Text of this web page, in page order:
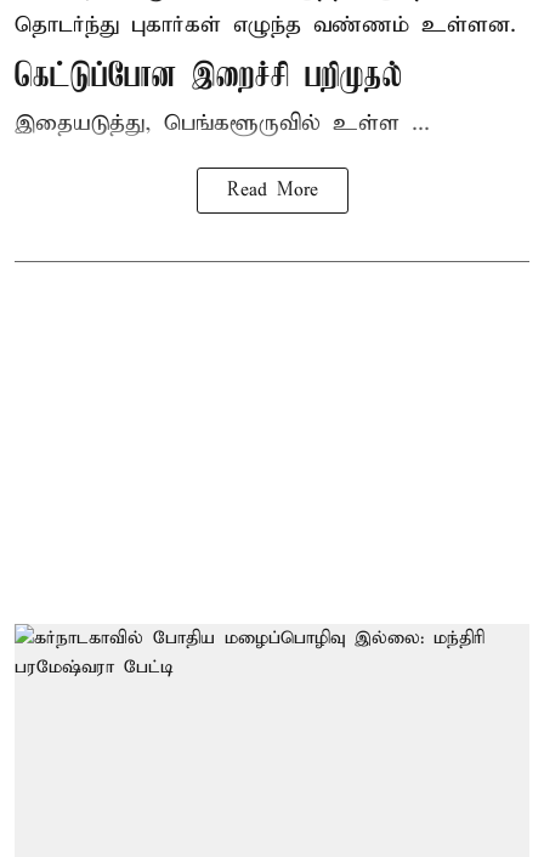
தொடர்ந்து புகார்கள் எழுந்த வண்ணம் உள்ளன.
கெட்டுப்போன இறைச்சி பறிமுதல்
இதையடுத்து, பெங்களூருவில் உள்ள ...
Read More